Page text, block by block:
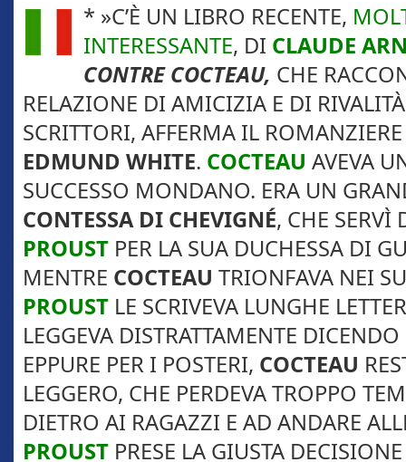
* »C’È UN LIBRO RECENTE,
INTERESSANTE, DI CLAUDE
CONTRE COCTEAU, CHE
RELAZIONE DI AMICIZIA E DI
SCRITTORI, AFFERMA IL
EDMUND WHITE. COCTEAU AVEVA
SUCCESSO MONDANO. ERA UN
CONTESSA DI CHEVIGNÉ, CHE SERVÌ
PROUST PER LA SUA DUCHESSA DI
MENTRE COCTEAU TRIONFAVA NEI
PROUST LE SCRIVEVA LUNGHE
LEGGEVA DISTRATTAMENTE DICENDO
EPPURE PER I POSTERI, COCTEAU
LEGGERO, CHE PERDEVA TROPPO
DIETRO AI RAGAZZI E AD ANDARE
PROUST PRESE LA GIUSTA